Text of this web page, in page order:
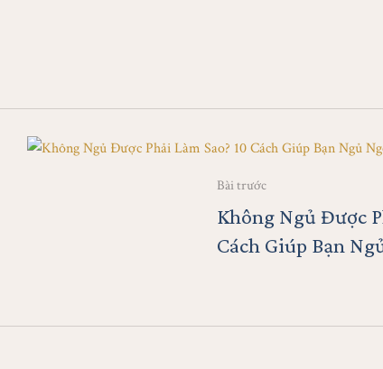
Bài trước
Không Ngủ Được
Cách Giúp Bạn